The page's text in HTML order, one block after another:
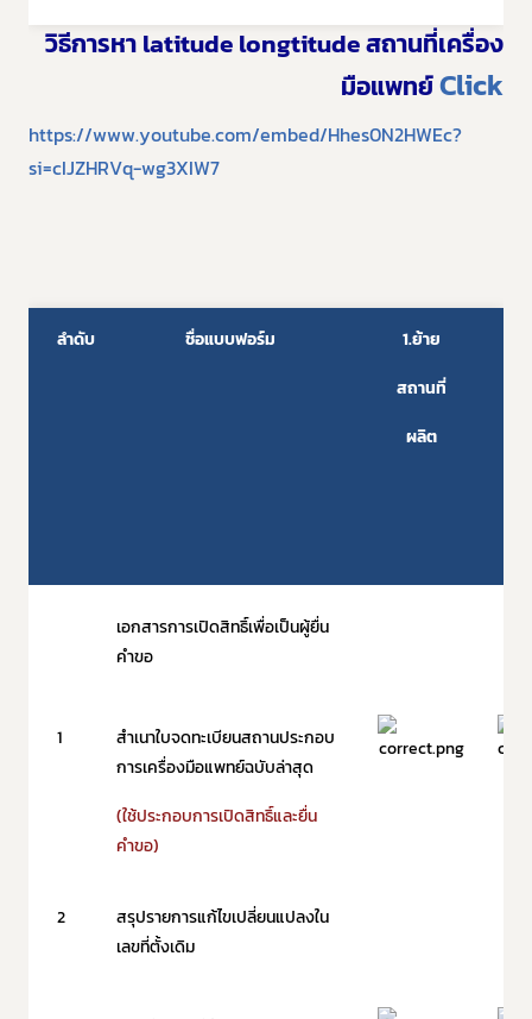
วิธีการหาlatitude longtitudeสถานที่เครื่อง
มือแพทย์Click
https://www.youtube.com/embed/Hhes0N2HWEc?
si=cIJZHRVq-wg3XIW7
ลำดับ ชื่อแบบฟอร์ม
1.ย้าย
สถานที่
ผลิต
เอกสารการเปิดสิทธิ์เพื่อเป็นผู้ยื่น
คำขอ
1
สำเนาใบจดทะเบียนสถานประกอบ
การเครื่องมือแพทย์ฉบับล่าสุด
(ใช้ประกอบการเปิดสิทธิ์และยื่น
คำขอ)
2
สรุปรายการแก้ไขเปลี่ยนแปลงใน
เลขที่ตั้งเดิม